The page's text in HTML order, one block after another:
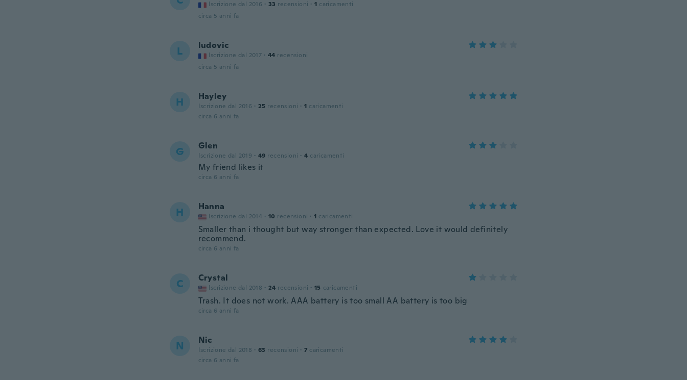
Iscrizione dal 2016 · 33 recensioni · 1 caricamenti
circa 5 anni fa
L ludovic
Iscrizione dal 2017 · 44 recensioni
circa 5 anni fa
H Hayley
Iscrizione dal 2016 · 25 recensioni · 1 caricamenti
circa 6 anni fa
G Glen
Iscrizione dal 2019 · 49 recensioni · 4 caricamenti
My friend likes it
circa 6 anni fa
H Hanna
Iscrizione dal 2014 · 10 recensioni · 1 caricamenti
Smaller than i thought but way stronger than expected. Love it would definitely
recommend.
circa 6 anni fa
C Crystal
Iscrizione dal 2018 · 24 recensioni · 15 caricamenti
Trash. It does not work. AAA battery is too small AA battery is too big
circa 6 anni fa
N Nic
Iscrizione dal 2018 · 63 recensioni · 7 caricamenti
circa 6 anni fa